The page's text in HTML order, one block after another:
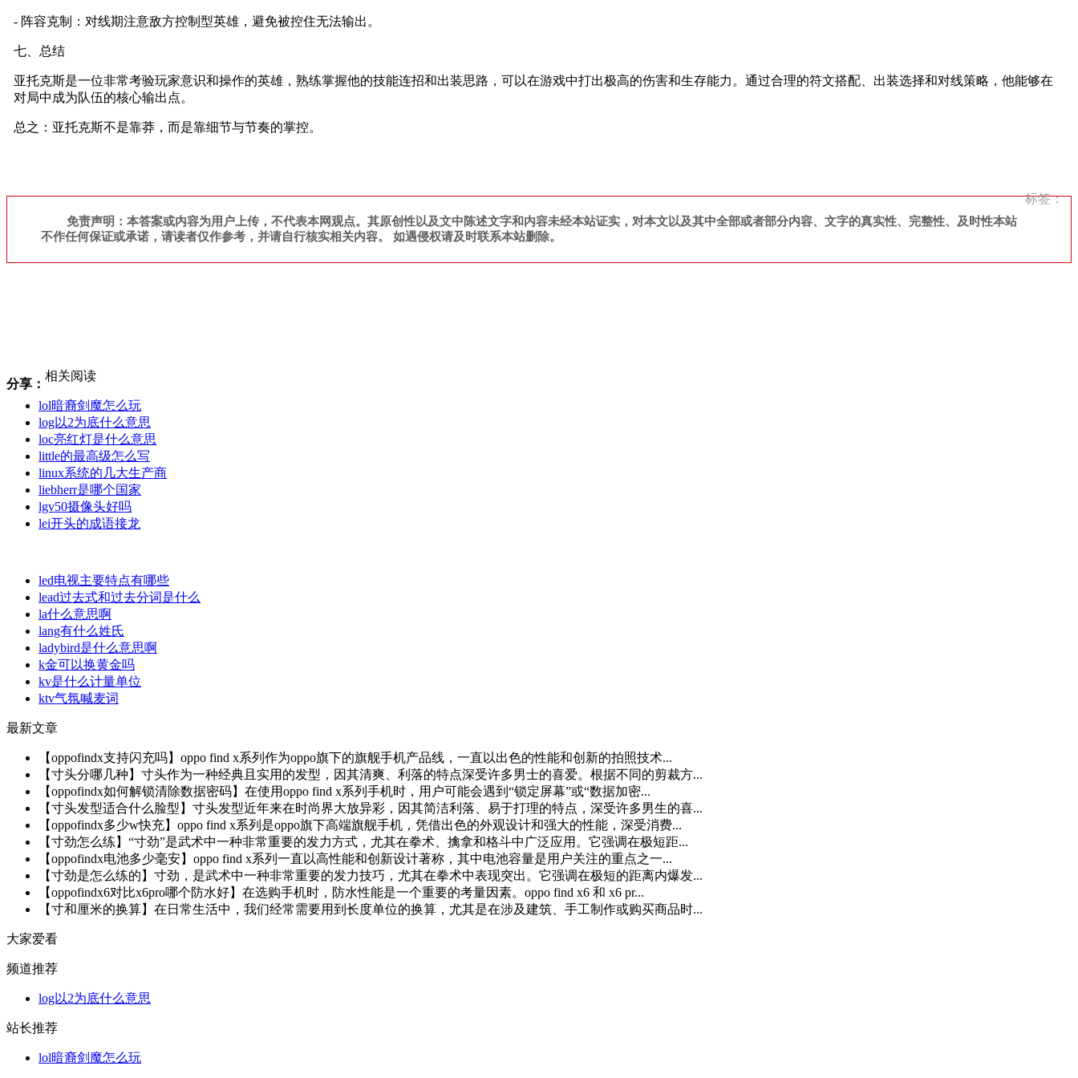
- 阵容克制：对线期注意敌方控制型英雄，避免被控住无法输出。
七、总结
亚托克斯是一位非常考验玩家意识和操作的英雄，熟练掌握他的技能连招和出装思路，可以在游戏中打出极高的伤害和生存能力。通过合理的符文搭配、出装选择和对线策略，他能够在
对局中成为队伍的核心输出点。
总之：亚托克斯不是靠莽，而是靠细节与节奏的掌控。
标签：
免责声明：本答案或内容为用户上传，不代表本网观点。其原创性以及文中陈述文字和内容未经本站证实，对本文以及其中全部或者部分内容、文字的真实性、完整性、及时性本站
不作任何保证或承诺，请读者仅作参考，并请自行核实相关内容。 如遇侵权请及时联系本站删除。
分享：
相关阅读
lol暗裔剑魔怎么玩
log以2为底什么意思
loc亮红灯是什么意思
little的最高级怎么写
linux系统的几大生产商
liebherr是哪个国家
lgv50摄像头好吗
lei开头的成语接龙
led电视主要特点有哪些
lead过去式和过去分词是什么
la什么意思啊
lang有什么姓氏
ladybird是什么意思啊
k金可以换黄金吗
kv是什么计量单位
ktv气氛喊麦词
最新文章
【oppofindx支持闪充吗】oppo find x系列作为oppo旗下的旗舰手机产品线，一直以出色的性能和创新的拍照技术...
【寸头分哪几种】寸头作为一种经典且实用的发型，因其清爽、利落的特点深受许多男士的喜爱。根据不同的剪裁方...
【oppofindx如何解锁清除数据密码】在使用oppo find x系列手机时，用户可能会遇到“锁定屏幕”或“数据加密...
【寸头发型适合什么脸型】寸头发型近年来在时尚界大放异彩，因其简洁利落、易于打理的特点，深受许多男生的喜...
【oppofindx多少w快充】oppo find x系列是oppo旗下高端旗舰手机，凭借出色的外观设计和强大的性能，深受消费...
【寸劲怎么练】“寸劲”是武术中一种非常重要的发力方式，尤其在拳术、擒拿和格斗中广泛应用。它强调在极短距...
【oppofindx电池多少毫安】oppo find x系列一直以高性能和创新设计著称，其中电池容量是用户关注的重点之一...
【寸劲是怎么练的】寸劲，是武术中一种非常重要的发力技巧，尤其在拳术中表现突出。它强调在极短的距离内爆发...
【oppofindx6对比x6pro哪个防水好】在选购手机时，防水性能是一个重要的考量因素。oppo find x6 和 x6 pr...
【寸和厘米的换算】在日常生活中，我们经常需要用到长度单位的换算，尤其是在涉及建筑、手工制作或购买商品时...
大家爱看
频道推荐
log以2为底什么意思
站长推荐
lol暗裔剑魔怎么玩